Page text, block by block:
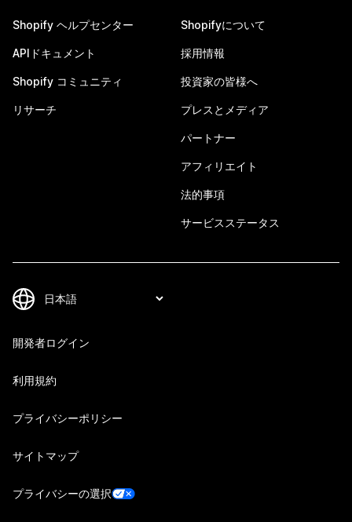
Shopify ヘルプセンター
APIドキュメント
Shopify コミュニティ
リサーチ
Shopifyについて
採用情報
投資家の皆様へ
プレスとメディア
パートナー
アフィリエイト
法的事項
サービスステータス
開発者ログイン
利用規約
プライバシーポリシー
サイトマップ
プライバシーの選択